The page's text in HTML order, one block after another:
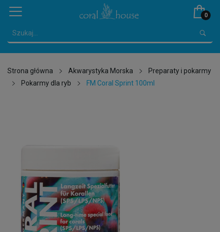
0
Strona główna Akwarystyka Morska
Preparaty i pokarmy
Pokarmy dla ryb
FM Coral Sprint 100ml